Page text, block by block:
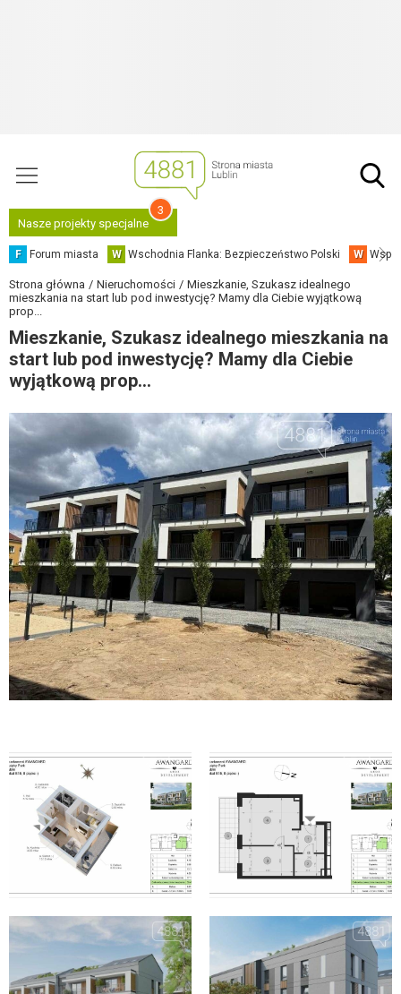
Nasze projekty specjalne
3
F Forum miasta W Wschodnia Flanka: Bezpieczeństwo Polski W
Strona główna Nieruchomości
Mieszkanie, Szukasz idealnego
mieszkania na start lub pod inwestycję? Mamy dla Ciebie wyjątkową
prop...
Mieszkanie, Szukasz idealnego mieszkania na
start lub pod inwestycję? Mamy dla Ciebie
wyjątkową prop...